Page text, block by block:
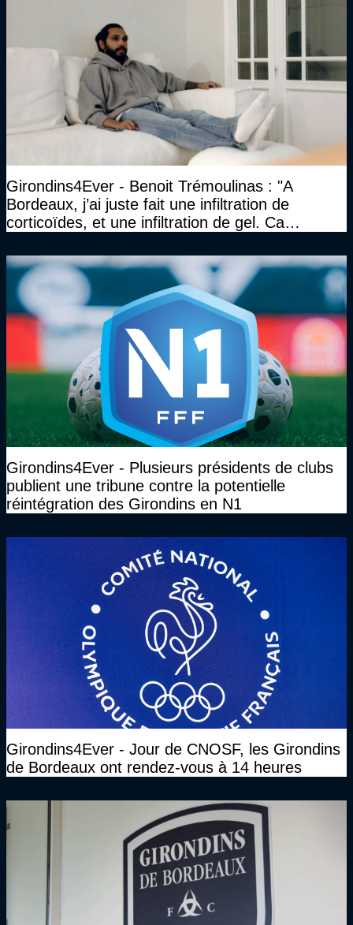
Girondins4Ever - Benoit Trémoulinas : "A
Bordeaux, j’ai juste fait une infiltration de
corticoïdes, et une infiltration de gel. Ca
Girondins4Ever - Plusieurs présidents de clubs
publient une tribune contre la potentielle
réintégration des Girondins en N1
Girondins4Ever - Jour de CNOSF, les Girondins
de Bordeaux ont rendez-vous à 14 heures